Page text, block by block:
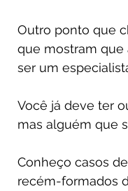
Outro ponto que
que mostram que
ser um
Você já deve ter
mas alguém que
Conheço casos
recém-formados